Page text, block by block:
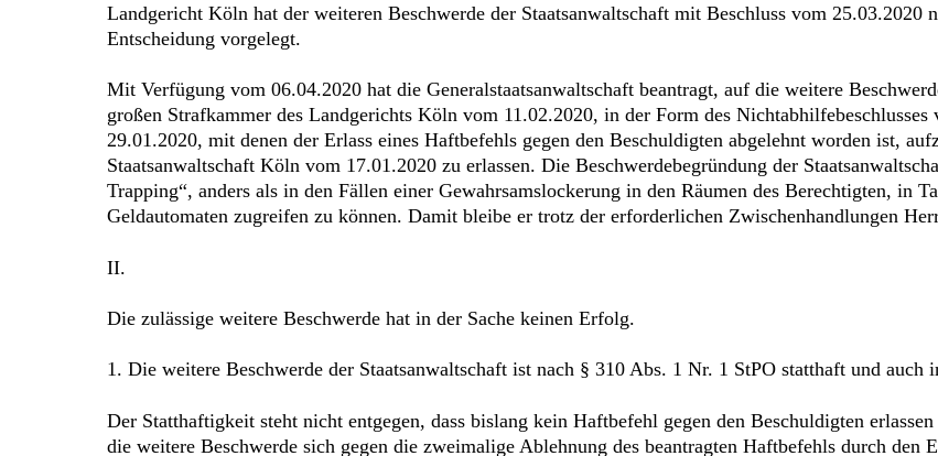
Landgericht Köln hat der weiteren Beschwerde der Staatsanwaltschaft mit Beschluss vom 25.03.2020
Entscheidung vorgelegt.
Mit Verfügung vom 06.04.2020 hat die Generalstaatsanwaltschaft beantragt, auf die weitere
großen Strafkammer des Landgerichts Köln vom 11.02.2020, in der Form des
29.01.2020, mit denen der Erlass eines Haftbefehls gegen den Beschuldigten abgelehnt worden ist,
Staatsanwaltschaft Köln vom 17.01.2020 zu erlassen. Die Beschwerdebegründung der
Trapping“, anders als in den Fällen einer Gewahrsamslockerung in den Räumen des Berechtigten, in
Geldautomaten zugreifen zu können. Damit bleibe er trotz der erforderlichen Zwischenhandlungen
II.
Die zulässige weitere Beschwerde hat in der Sache keinen Erfolg.
1. Die weitere Beschwerde der Staatsanwaltschaft ist nach § 310 Abs. 1 Nr. 1 StPO statthaft und auch
Der Statthaftigkeit steht nicht entgegen, dass bislang kein Haftbefehl gegen den Beschuldigten
die weitere Beschwerde sich gegen die zweimalige Ablehnung des beantragten Haftbefehls durch